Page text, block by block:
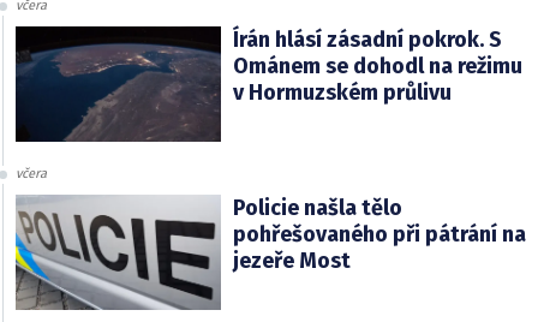
včera
Írán hlásí zásadní pokrok. S
Ománem se dohodl na režimu
v Hormuzském průlivu
včera
Policie našla tělo
pohřešovaného při pátrání na
jezeře Most